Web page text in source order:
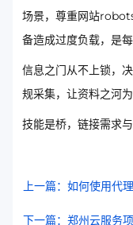
场景，尊重网站
备造成过度负载，是
信息之门从不上锁，
规采集，让资料之河
技能是桥，链接需求
上一篇：如何使用代
下一篇：郑州云服务